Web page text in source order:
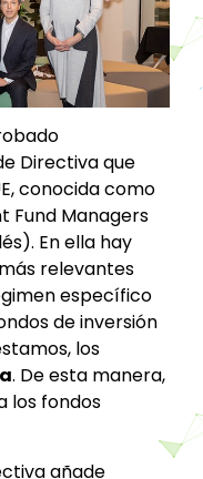
Directiva que
conocida como
Fund Managers
En ella hay
relevantes
específico
de inversión
los
. De esta manera,
los fondos
añade